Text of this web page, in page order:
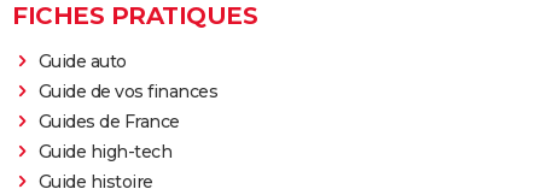
FICHES PRATIQUES
Guide auto
Guide de vos finances
Guides de France
Guide high-tech
Guide histoire